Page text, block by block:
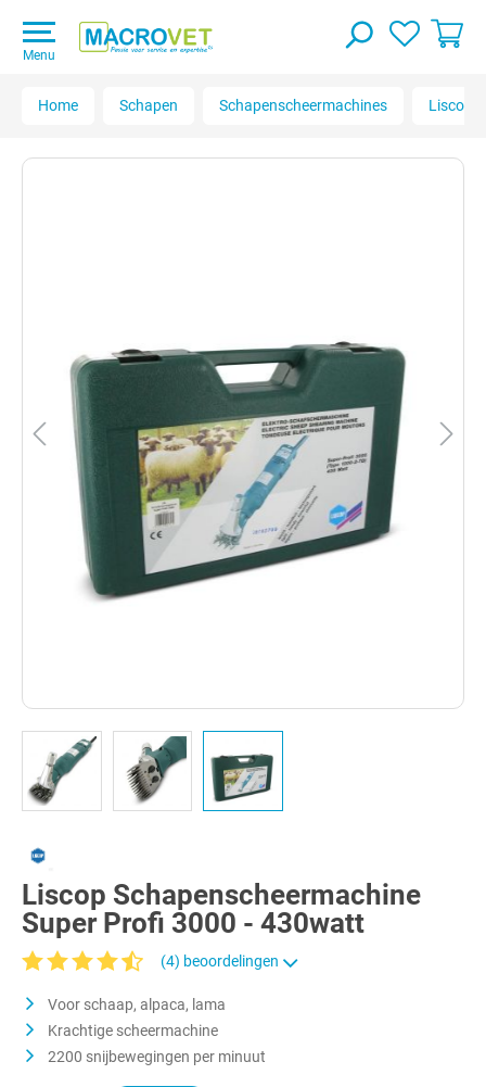
Menu
Home Schapen Schapenscheermachines Liscop
Liscop Schapenscheermachine
Super Profi 3000 - 430watt
(4) beoordelingen
Voor schaap, alpaca, lama
Krachtige scheermachine
2200 snijbewegingen per minuut